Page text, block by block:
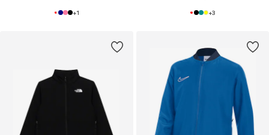
+1 +3